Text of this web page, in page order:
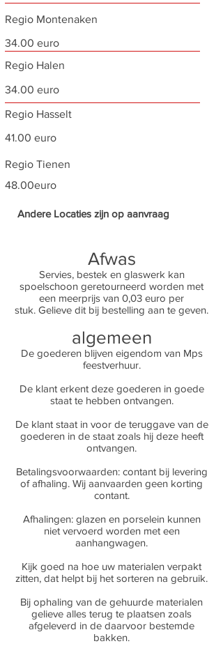
Regio Montenaken
34.00 euro
Regio Halen
34.00 euro
Regio Hasselt
41.00 euro
Regio Tienen
48.00euro
Andere Locaties zijn op aanvraag
al onze prijzen zijn inclusief btw
​Afwas
Servies, bestek en glaswerk kan
spoelschoon geretourneerd worden met
een meerprijs van 0,03 euro per
stuk. Gelieve dit bij bestelling aan te geven.
algemeen
De goederen blijven eigendom van Mps
feestverhuur.​
De klant erkent deze goederen in goede
staat te hebben ontvangen.​
De klant staat in voor de teruggave van de
goederen in de staat zoals hij deze heeft
ontvangen.​
Betalingsvoorwaarden: contant bij levering
of afhaling. Wij aanvaarden geen korting
contant.​
Afhalingen: glazen en porselein kunnen
niet vervoerd worden met een
aanhangwagen.
Kijk goed na hoe uw materialen verpakt
zitten, dat helpt bij het sorteren na gebruik.
Bij ophaling van de gehuurde materialen
gelieve alles terug te plaatsen zoals
afgeleverd in de daarvoor bestemde
bakken.​